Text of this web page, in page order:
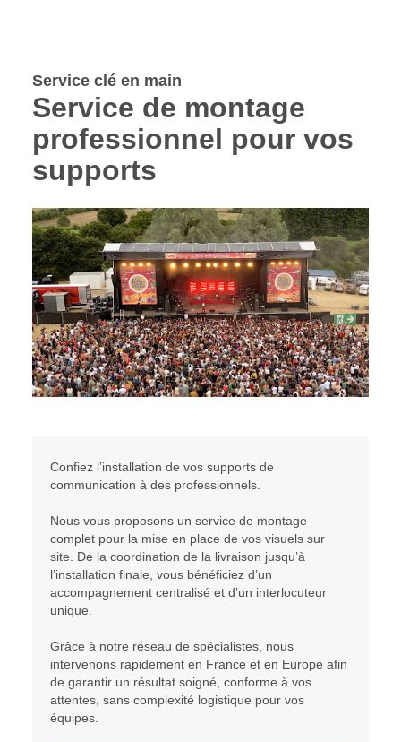
Service clé en main
Service de montage
professionnel pour vos
supports
Confiez l’installation de vos supports de
communication à des professionnels.
Nous vous proposons un service de montage
complet pour la mise en place de vos visuels sur
site. De la coordination de la livraison jusqu’à
l’installation finale, vous bénéficiez d’un
accompagnement centralisé et d’un interlocuteur
unique.
Grâce à notre réseau de spécialistes, nous
intervenons rapidement en France et en Europe afin
de garantir un résultat soigné, conforme à vos
attentes, sans complexité logistique pour vos
équipes.